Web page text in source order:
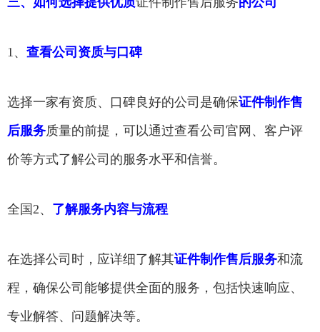
1、 查看公司资质与口碑
选择一家有资质、口碑良好的公司是确保证件制作售
后服务质量的前提，可以通过查看公司官网、客户评
价等方式了解公司的服务水平和信誉。
全国2、 了解服务内容与流程
在选择公司时，应详细了解其证件制作售后服务和流
程，确保公司能够提供全面的服务，包括快速响应、
专业解答、问题解决等。